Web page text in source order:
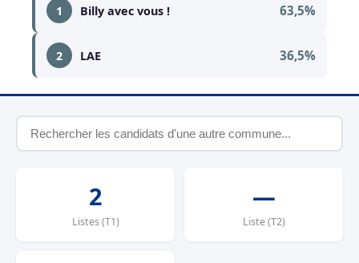
1 Billy avec vous ! 63,5%
2 LAE 36,5%
2
Listes (T1)
—
Liste (T2)